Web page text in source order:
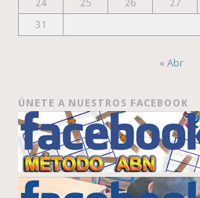
24
25 26 27
31
« Abr
ÚNETE A NUESTROS FACEBOOK